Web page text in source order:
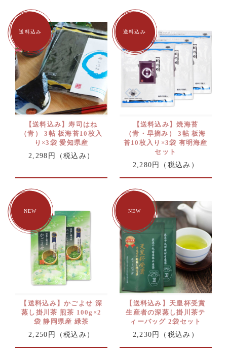
【送料込み】寿司はね
（青） 3帖 板海苔10枚入
り×3袋 愛知県産
2,298円
（税込み）
【送料込み】焼海苔
（青・早摘み） 3帖 板海
苔10枚入り×3袋 有明海産
セット
2,280円
（税込み）
【送料込み】かごよせ 深
蒸し掛川茶 煎茶 100g×2
袋 静岡県産 緑茶
2,250円
（税込み）
【送料込み】天皇杯受賞
生産者の深蒸し掛川茶テ
ィーバッグ 2袋セット
2,230円
（税込み）